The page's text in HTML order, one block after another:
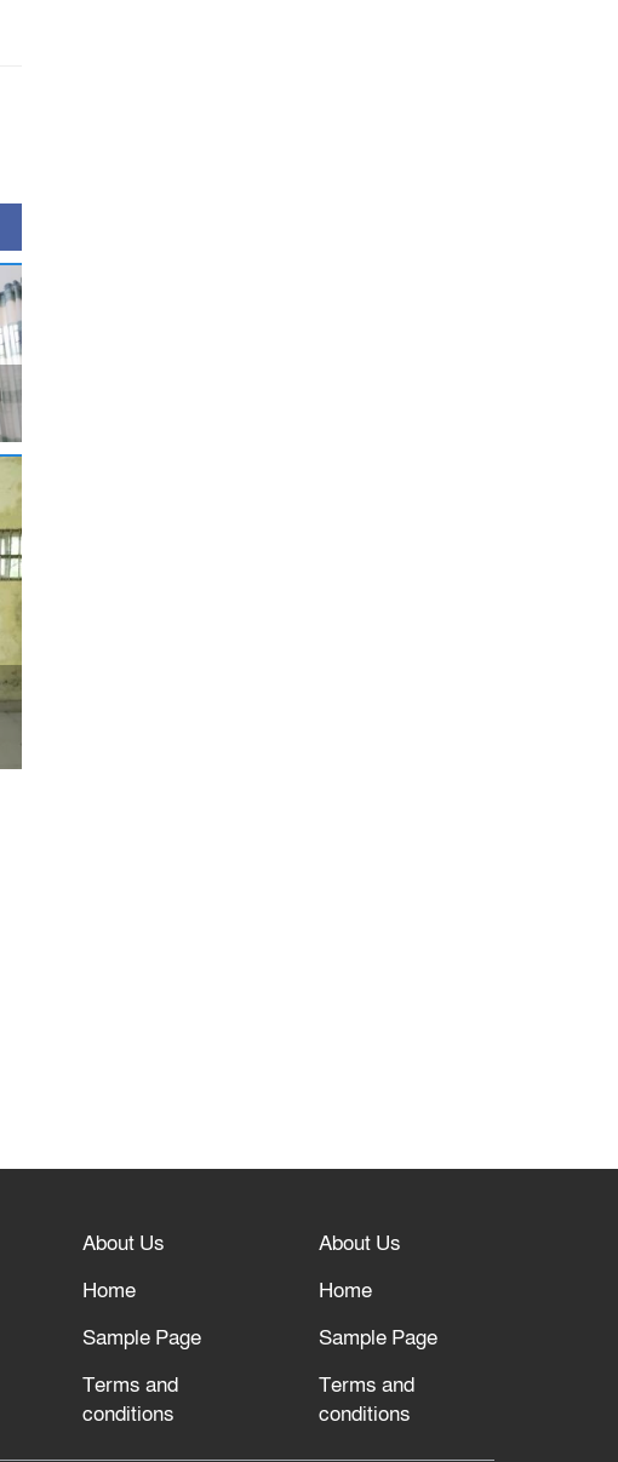
About Us
Home
Sample Page
Terms and
conditions
About Us
Home
Sample Page
Terms and
conditions